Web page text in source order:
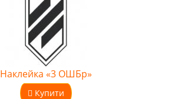
Наклейка «3 ОШБр»
Купити